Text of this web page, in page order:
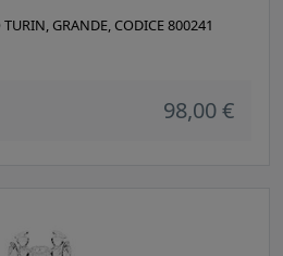
GRANDE, CODICE 800241
98,00 €